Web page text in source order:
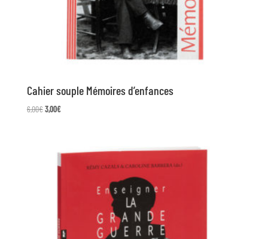
Cahier souple Mémoires d’enfances
6,00€Le
6,00€.
3,00€Le
3,00€.